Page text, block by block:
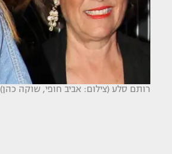
רותם סלע (צילום: אביב חופי, שוקה כהן)